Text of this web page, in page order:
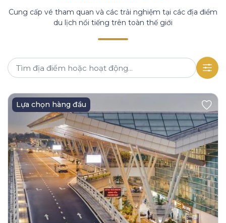
Cung cấp vé tham quan và các trải nghiệm tại các địa điểm
du lịch nổi tiếng trên toàn thế giới
Lựa chọn hàng đầu